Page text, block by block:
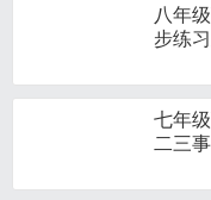
八年
步练
七年
二三